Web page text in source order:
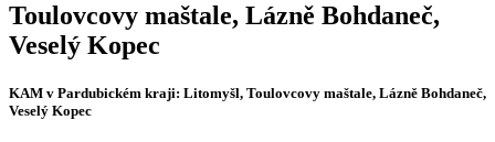
Toulovcovy maštale, Lázně Bohdaneč,
Veselý Kopec
KAM v Pardubickém kraji: Litomyšl, Toulovcovy maštale, Lázně Bohdaneč,
Veselý Kopec